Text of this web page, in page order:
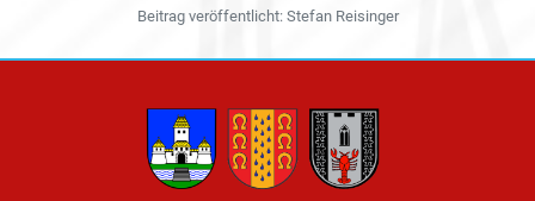
Beitrag veröffentlicht: Stefan Reisinger